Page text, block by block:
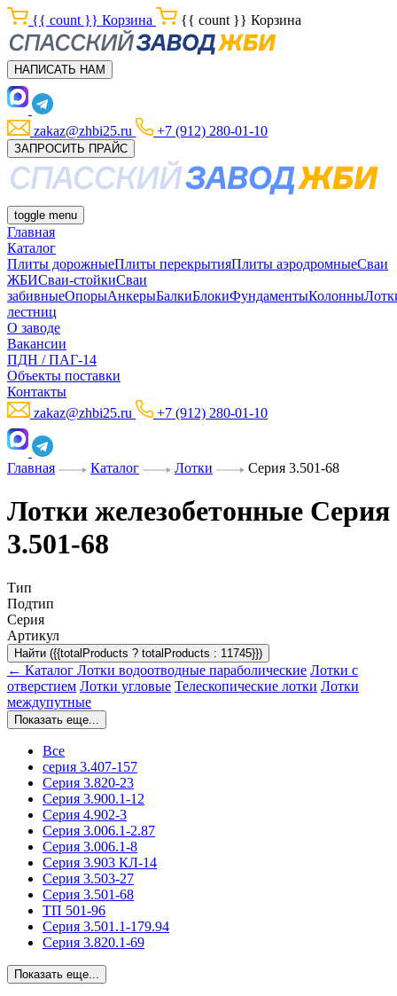
{{ count }} Корзина {{ count }} Корзина
НАПИСАТЬ НАМ
zakaz@zhbi25.ru +7 (912) 280-01-10
ЗАПРОСИТЬ ПРАЙС
toggle menu
Главная
Каталог
Плиты дорожныеПлиты перекрытияПлиты аэродромныеСваи
ЖБИСваи-стойкиСваи
забивныеОпорыАнкерыБалкиБлокиФундаментыКолонны
лестниц
О заводе
Вакансии
ПДН / ПАГ-14
Объекты поставки
Контакты
zakaz@zhbi25.ru
+7 (912) 280-01-10
Главная Каталог Лотки Серия 3.501-68
Лотки железобетонные Серия
3.501-68
Тип
Подтип
Серия
Артикул
Найти ({{totalProducts ? totalProducts : 11745}})
← Каталог Лотки водоотводные параболические Лотки с
отверстием Лотки угловые Телескопические лотки Лотки
междупутные
Показать еще...
Все
серия 3.407-157
Серия 3.820-23
Серия 3.900.1-12
Серия 4.902-3
Серия 3.006.1-2.87
Серия 3.006.1-8
Серия 3.903 КЛ-14
Серия 3.503-27
Серия 3.501-68
ТП 501-96
Серия 3.501.1-179.94
Серия 3.820.1-69
Показать еще...